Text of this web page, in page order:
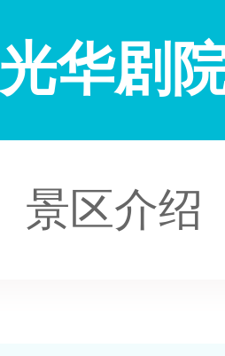
光华剧
景区介绍